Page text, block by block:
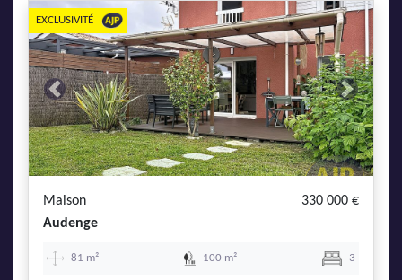
Previous Next
EXCLUSIVITÉ
Maison
330 000 €
Audenge
81 m² 100 m² 3